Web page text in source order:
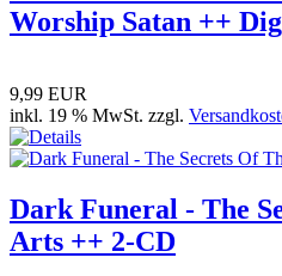
Worship Satan ++
9,99 EUR
inkl. 19 % MwSt. zzgl.
Dark Funeral - The
Arts ++ 2-CD